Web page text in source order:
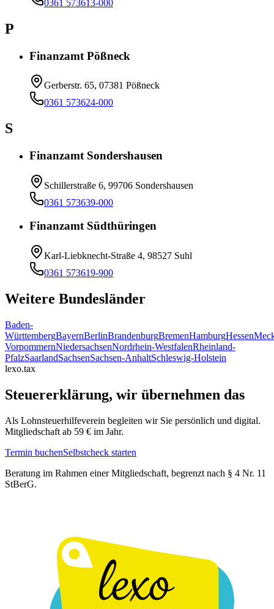
0361 573613-000
P
Finanzamt Pößneck
Gerberstr. 65, 07381 Pößneck
0361 573624-000
S
Finanzamt Sondershausen
Schillerstraße 6, 99706 Sondershausen
0361 573639-000
Finanzamt Südthüringen
Karl-Liebknecht-Straße 4, 98527 Suhl
0361 573619-900
Weitere Bundesländer
Baden-
WürttembergBayernBerlinBrandenburgBremenHamburgHessen
VorpommernNiedersachsenNordrhein-WestfalenRheinland-
PfalzSaarlandSachsenSachsen-AnhaltSchleswig-Holstein
lexo.tax
Steuererklärung, wir übernehmen das
Als Lohnsteuerhilfeverein begleiten wir Sie persönlich und digital.
Mitgliedschaft ab 59 € im Jahr.
Termin buchenSelbstcheck starten
Beratung im Rahmen einer Mitgliedschaft, begrenzt nach § 4 Nr. 11
StBerG.